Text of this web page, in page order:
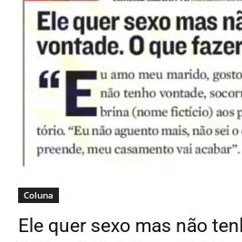
Coluna
Ele quer sexo mas não